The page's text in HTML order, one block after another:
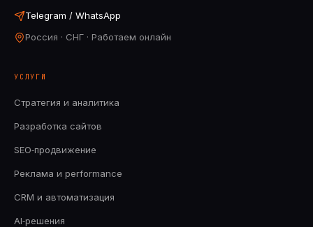
Telegram / WhatsApp
Россия · СНГ · Работаем онлайн
УСЛУГИ
Стратегия и аналитика
Разработка сайтов
SEO‑продвижение
Реклама и performance
CRM и автоматизация
AI‑решения